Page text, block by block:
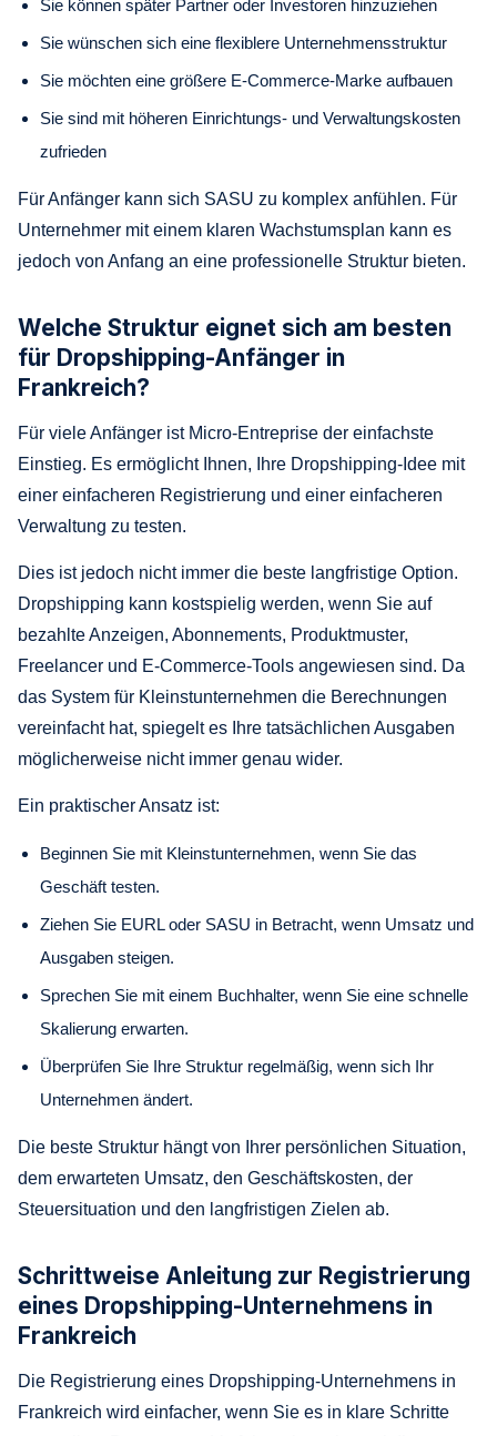
Sie können später Partner oder Investoren hinzuziehen
Sie wünschen sich eine flexiblere Unternehmensstruktur
Sie möchten eine größere E-Commerce-Marke aufbauen
Sie sind mit höheren Einrichtungs- und Verwaltungskosten
zufrieden
Für Anfänger kann sich SASU zu komplex anfühlen. Für
Unternehmer mit einem klaren Wachstumsplan kann es
jedoch von Anfang an eine professionelle Struktur bieten.
Welche Struktur eignet sich am besten
für Dropshipping-Anfänger in
Frankreich?
Für viele Anfänger ist Micro-Entreprise der einfachste
Einstieg. Es ermöglicht Ihnen, Ihre Dropshipping-Idee mit
einer einfacheren Registrierung und einer einfacheren
Verwaltung zu testen.
Dies ist jedoch nicht immer die beste langfristige Option.
Dropshipping kann kostspielig werden, wenn Sie auf
bezahlte Anzeigen, Abonnements, Produktmuster,
Freelancer und E-Commerce-Tools angewiesen sind. Da
das System für Kleinstunternehmen die Berechnungen
vereinfacht hat, spiegelt es Ihre tatsächlichen Ausgaben
möglicherweise nicht immer genau wider.
Ein praktischer Ansatz ist:
Beginnen Sie mit Kleinstunternehmen, wenn Sie das
Geschäft testen.
Ziehen Sie EURL oder SASU in Betracht, wenn Umsatz und
Ausgaben steigen.
Sprechen Sie mit einem Buchhalter, wenn Sie eine schnelle
Skalierung erwarten.
Überprüfen Sie Ihre Struktur regelmäßig, wenn sich Ihr
Unternehmen ändert.
Die beste Struktur hängt von Ihrer persönlichen Situation,
dem erwarteten Umsatz, den Geschäftskosten, der
Steuersituation und den langfristigen Zielen ab.
Schrittweise Anleitung zur Registrierung
eines Dropshipping-Unternehmens in
Frankreich
Die Registrierung eines Dropshipping-Unternehmens in
Frankreich wird einfacher, wenn Sie es in klare Schritte